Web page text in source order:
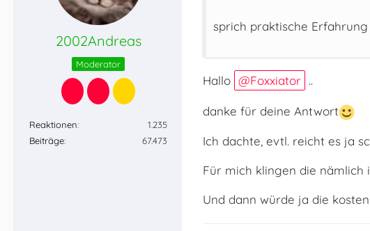
2002Andreas
Moderator
Reaktionen
1.235
Beiträge
67.473
sprich praktische
Hallo Foxxiator ..
danke für deine Antwort
Ich dachte, evtl. reicht es ja
Für mich klingen die nämlich
Und dann würde ja die